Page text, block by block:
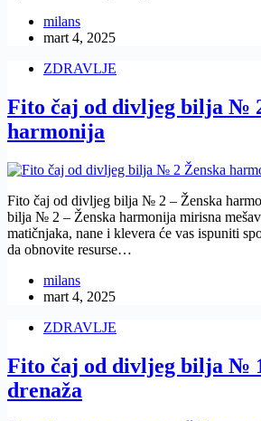
milans
mart 4, 2025
ZDRAVLJE
Fito čaj od divljeg bilja №
harmonija
Fito čaj od divljeg bilja № 2 – Ženska
bilja № 2 – Ženska harmonija mirisna
matičnjaka, nane i klevera će vas ispuniti
da obnovite resurse…
milans
mart 4, 2025
ZDRAVLJE
Fito čaj od divljeg bilja №
drenaža